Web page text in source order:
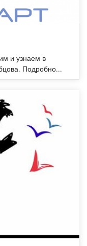
и узнаем в
Подробно...